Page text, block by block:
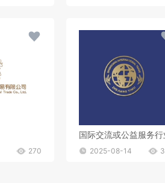
270
国际交流或公益服务行
2025-08-14